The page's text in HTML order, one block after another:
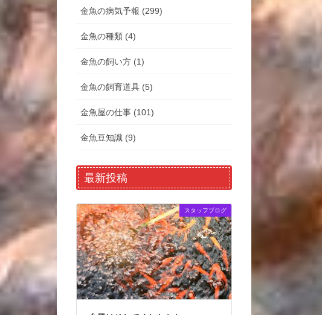
金魚の病気予報 (299)
金魚の種類 (4)
金魚の飼い方 (1)
金魚の飼育道具 (5)
金魚屋の仕事 (101)
金魚豆知識 (9)
最新投稿
スタッフブログ